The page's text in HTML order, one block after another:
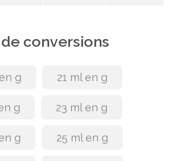
conversions
g 21 ml en g
g 23 ml en g
g 25 ml en g